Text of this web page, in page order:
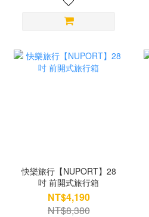
快樂旅行【NUPORT】28
吋 前開式旅行箱
NT$4,190
NT$8,380